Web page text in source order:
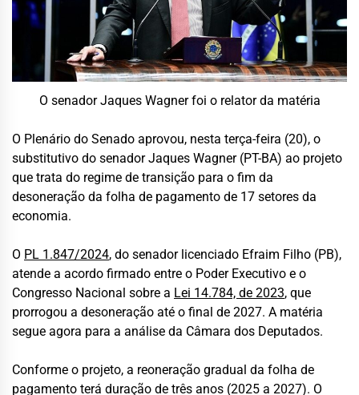
O senador Jaques Wagner foi o relator da matéria
O Plenário do Senado aprovou, nesta terça-feira (20), o
substitutivo do senador Jaques Wagner (PT-BA) ao projeto
que trata do regime de transição para o fim da
desoneração da folha de pagamento de 17 setores da
economia.
O PL 1.847/2024, do senador licenciado Efraim Filho (PB),
atende a acordo firmado entre o Poder Executivo e o
Congresso Nacional sobre a Lei 14.784, de 2023, que
prorrogou a desoneração até o final de 2027. A matéria
segue agora para a análise da Câmara dos Deputados.
Conforme o projeto, a reoneração gradual da folha de
pagamento terá duração de três anos (2025 a 2027). O